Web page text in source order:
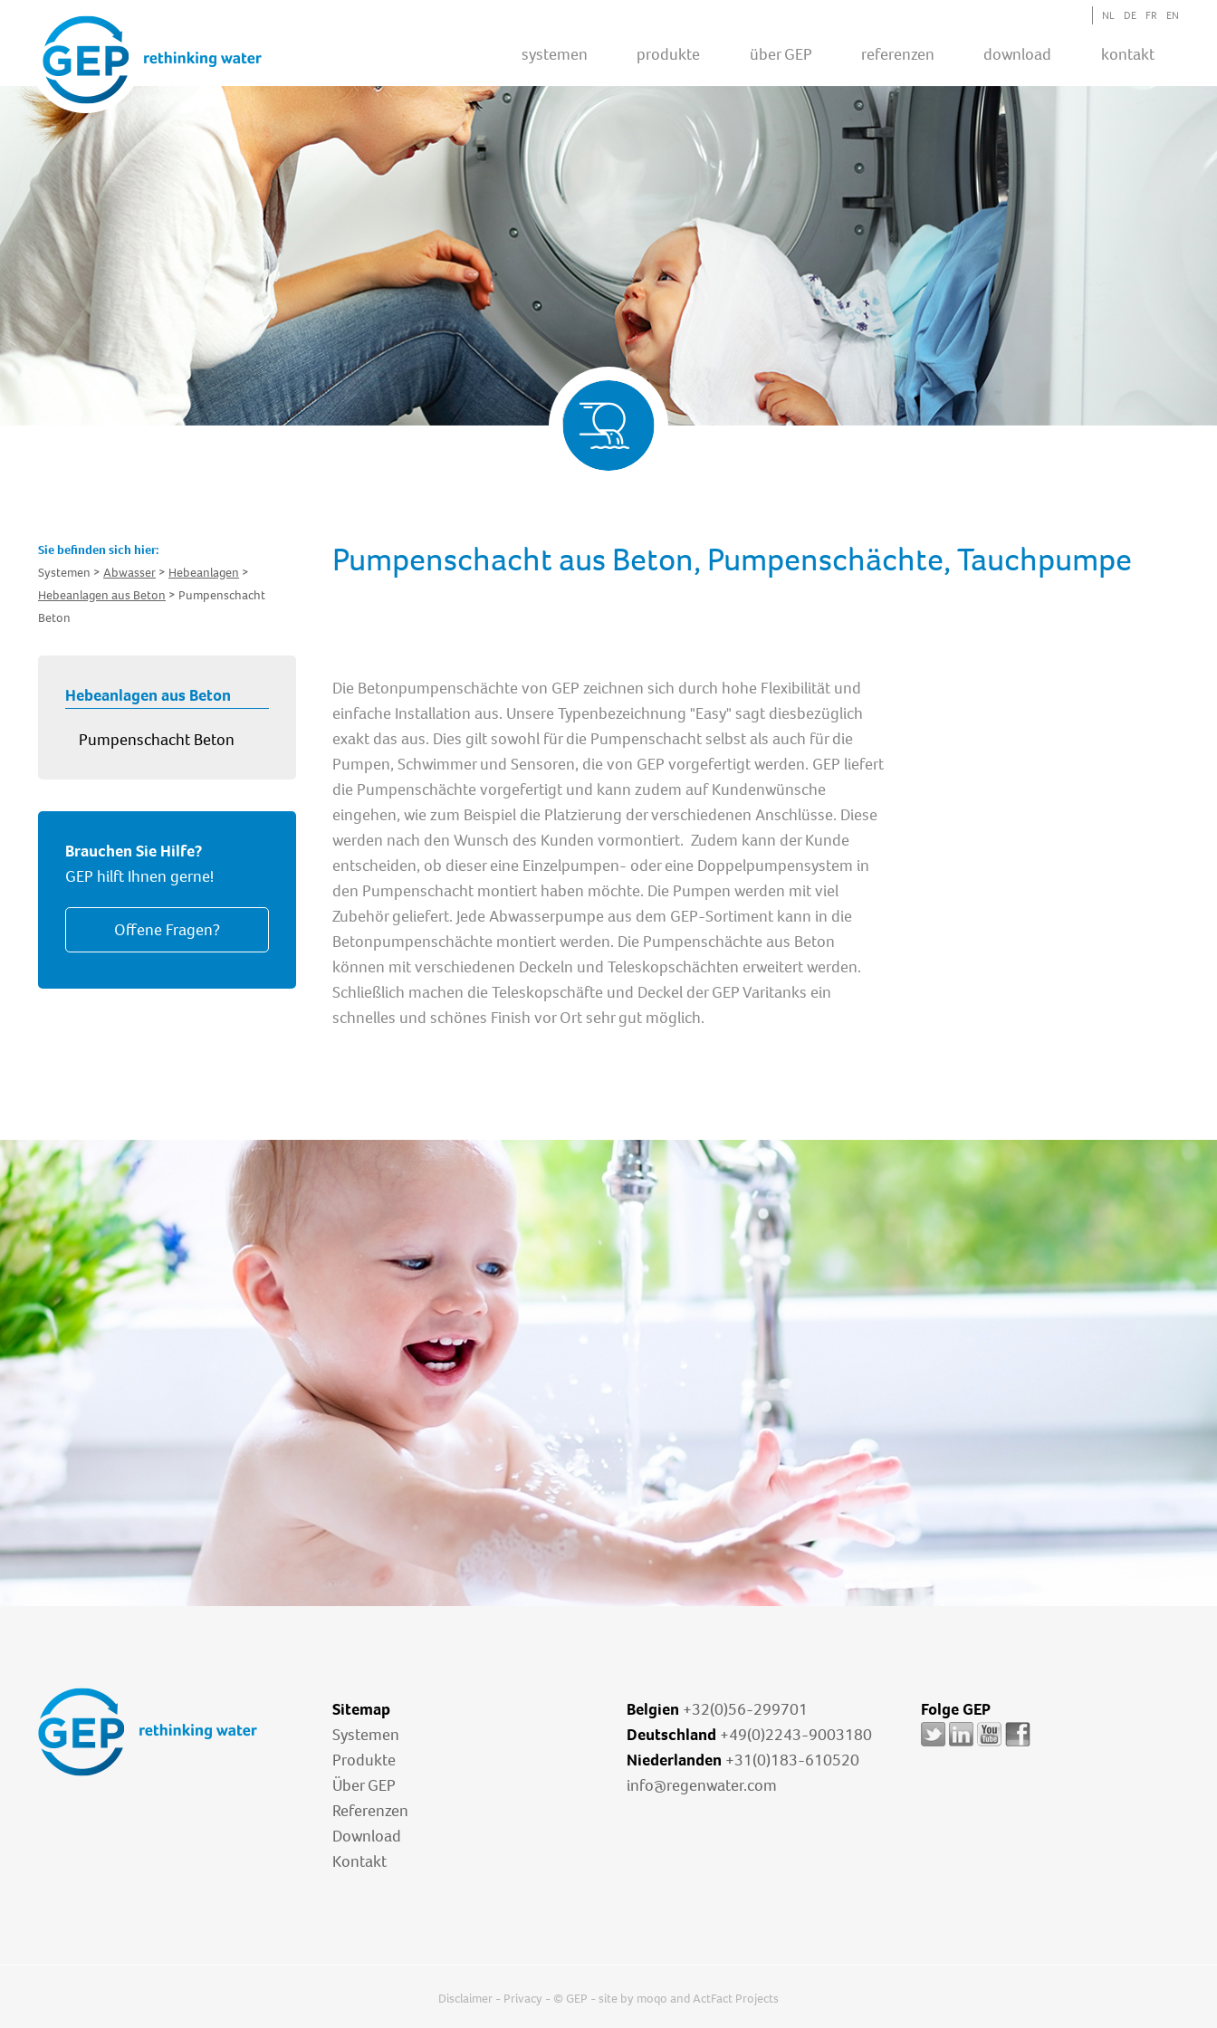
NL DE FR EN
Systemen Produkte Über GEP Referenzen Download Kontakt
Sie befinden sich hier:
Systemen
Abwasser
Hebeanlagen
Hebeanlagen aus Beton
Pumpenschacht
Beton
Hebeanlagen aus Beton
Pumpenschacht Beton
Brauchen Sie Hilfe?
GEP hilft Ihnen gerne!
Offene Fragen?
Pumpenschacht aus Beton, Pumpenschächte, Tauchpumpe
Die Betonpumpenschächte von GEP zeichnen sich durch hohe Flexibilität und
einfache Installation aus. Unsere Typenbezeichnung "Easy" sagt diesbezüglich
exakt das aus. Dies gilt sowohl für die Pumpenschacht selbst als auch für die
Pumpen, Schwimmer und Sensoren, die von GEP vorgefertigt werden. GEP liefert
die Pumpenschächte vorgefertigt und kann zudem auf Kundenwünsche
eingehen, wie zum Beispiel die Platzierung der verschiedenen Anschlüsse. Diese
werden nach den Wunsch des Kunden vormontiert. Zudem kann der Kunde
entscheiden, ob dieser eine Einzelpumpen- oder eine Doppelpumpensystem in
den Pumpenschacht montiert haben möchte. Die Pumpen werden mit viel
Zubehör geliefert. Jede Abwasserpumpe aus dem GEP-Sortiment kann in die
Betonpumpenschächte montiert werden. Die Pumpenschächte aus Beton
können mit verschiedenen Deckeln und Teleskopschächten erweitert werden.
Schließlich machen die Teleskopschäfte und Deckel der GEP Varitanks ein
schnelles und schönes Finish vor Ort sehr gut möglich.
Sitemap
Systemen
Produkte
Über GEP
Referenzen
Download
Kontakt
Belgien +32(0)56-299701
Deutschland +49(0)2243-9003180
Niederlanden +31(0)183-610520
info@regenwater.com
Folge GEP
Disclaimer - Privacy - © GEP - site by moqo andActFact Projects